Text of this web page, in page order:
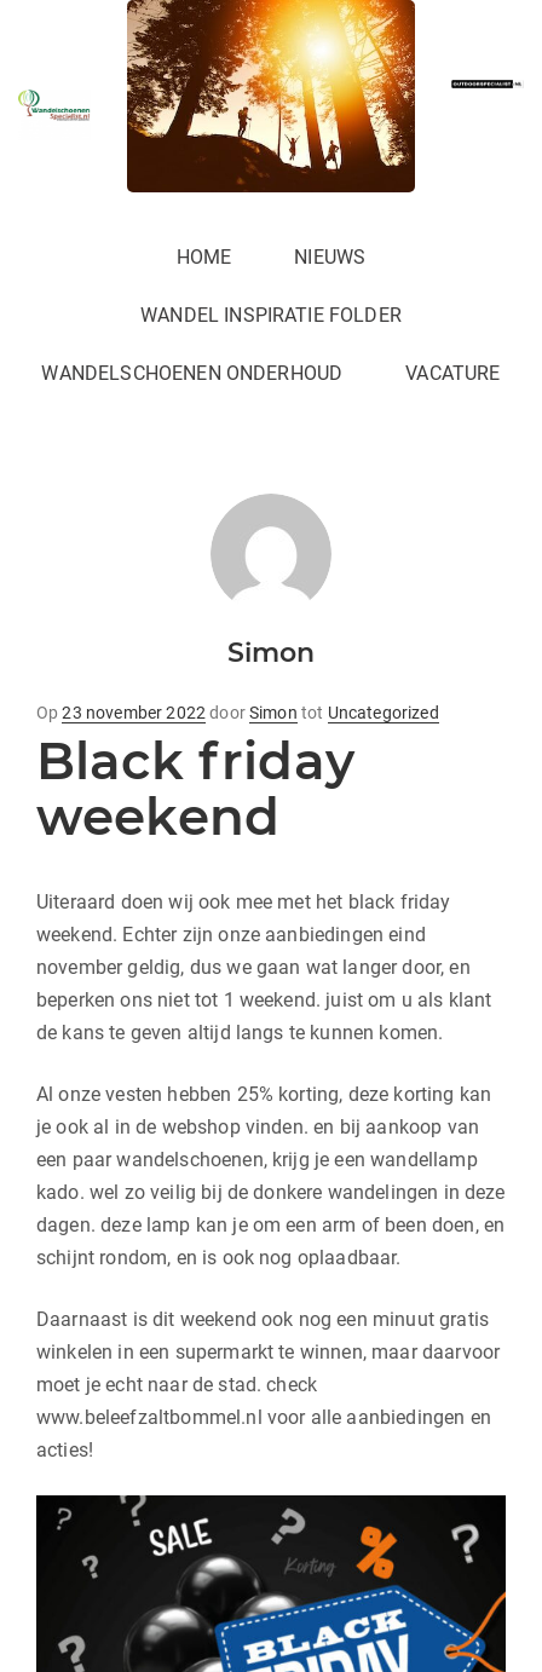
HOME NIEUWS
WANDEL INSPIRATIE FOLDER
WANDELSCHOENEN ONDERHOUD VACATURE
Simon
Opgeplaatst
op
23 november 2022doorSimon tot Uncategorized
Black friday
weekend
Uiteraard doen wij ook mee met het black friday
weekend. Echter zijn onze aanbiedingen eind
november geldig, dus we gaan wat langer door, en
beperken ons niet tot 1 weekend. juist om u als klant
de kans te geven altijd langs te kunnen komen.
Al onze vesten hebben 25% korting, deze korting kan
je ook al in de webshop vinden. en bij aankoop van
een paar wandelschoenen, krijg je een wandellamp
kado. wel zo veilig bij de donkere wandelingen in deze
dagen. deze lamp kan je om een arm of been doen, en
schijnt rondom, en is ook nog oplaadbaar.
Daarnaast is dit weekend ook nog een minuut gratis
winkelen in een supermarkt te winnen, maar daarvoor
moet je echt naar de stad. check
www.beleefzaltbommel.nl voor alle aanbiedingen en
acties!